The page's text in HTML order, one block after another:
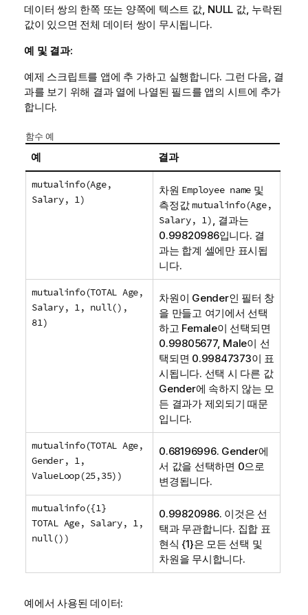
데이터 쌍의 한쪽 또는 양쪽에 텍스트 값, NULL 값, 누락된
값이 있으면 전체 데이터 쌍이 무시됩니다.
예 및 결과:
예제 스크립트를 앱에 추 가하고 실행합니다. 그런 다음, 결
과를 보기 위해 결과 열에 나열된 필드를 앱의 시트에 추가
합니다.
함수 예
예 결과
mutualinfo(Age,
Salary, 1)
차원 Employee name 및
측정값mutualinfo(Age,
Salary, 1), 결과는
0.99820986입니다. 결
과는 합계 셀에만 표시됩
니다.
mutualinfo(TOTAL Age,
Salary, 1, null(),
81)
차원이 Gender인 필터 창
을 만들고 여기에서 선택
하고 Female이 선택되면
0.99805677, Male이 선
택되면 0.99847373이 표
시됩니다. 선택 시 다른 값
Gender에 속하지 않는 모
든 결과가 제외되기 때문
입니다.
mutualinfo(TOTAL Age,
Gender, 1,
ValueLoop(25,35))
0.68196996. Gender에
서 값을 선택하면 0으로
변경됩니다.
mutualinfo({1}
TOTAL Age, Salary, 1,
null())
0.99820986. 이것은 선
택과 무관합니다. 집합 표
현식 {1}은 모든 선택 및
차원을 무시합니다.
예에서 사용된 데이터: